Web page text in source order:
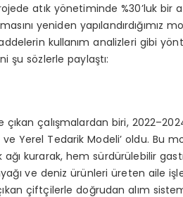
atık yönetiminde %30’luk
yeniden
kullanım analizleri gibi
şu sözlerle paylaştı:
çıkan çalışmalardan biri,
Yerel Tedarik Modeli’ oldu. Bu
kurarak, hem sürdürülebilir
ve deniz ürünleri üreten aile
çiftçilerle doğrudan alım